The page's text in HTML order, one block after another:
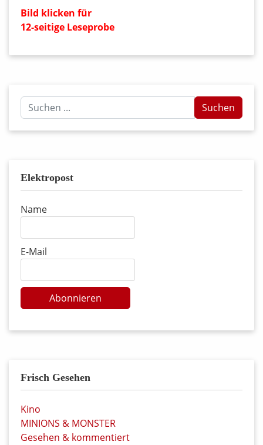
Bild klicken für
12-seitige Leseprobe
Suchen
...
Suchen
Elektropost
Name
E-Mail
Abonnieren
Frisch Gesehen
Kino
MINIONS & MONSTER
Gesehen & kommentiert